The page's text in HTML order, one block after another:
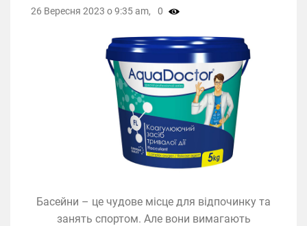
Басейни – це чудове місце для відпочинку та
занять спортом. Але вони вимагають
26 Вересня 2023 о 9:35 am, 0